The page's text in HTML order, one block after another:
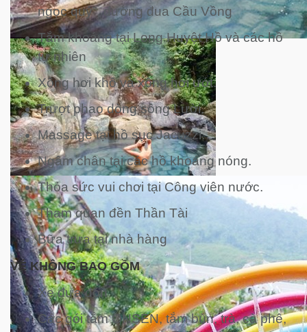
ngọc quý”, đường đua Cầu Vồng
Tắm khoáng tại Long Huyệt Hồ và các hồ
tự nhiên
Xông hơi khô và xông hơi ướt.
Trượt phao dòng sông Lười.
Massage tại hồ sục Jacuzzi.
Ngâm chân tại các hồ khoáng nóng.
Thỏa sức vui chơi tại Công viên nước.
Tham quan đền Thần Tài
Bữa trưa tại nhà hàng
VÉ KHÔNG BAO GỒM
Xe đưa đón
Các gói tắm ONSEN, tắm bùn, trà, cà phê,